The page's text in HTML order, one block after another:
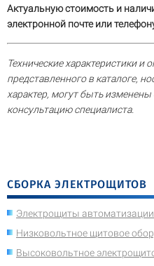
СБОРКА ЭЛЕКТРОЩИТОВ
Электрощиты
Низковольтное щитовое
Высоковольтное
Актуальную стоимость и
электронной почте или
Технические характеристики и
представленного в каталоге,
характер, могут быть
консультацию специалиста.